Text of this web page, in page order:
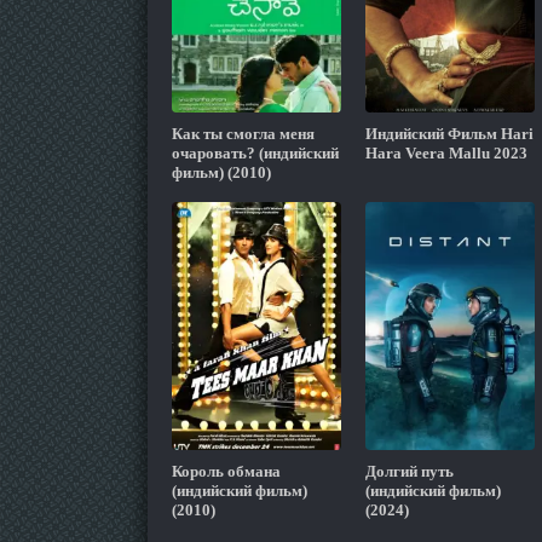
Как ты смогла меня
очаровать? (индийский
фильм) (2010)
Индийский Фильм Hari
Hara Veera Mallu 2023
Король обмана
(индийский фильм)
(2010)
Долгий путь
(индийский фильм)
(2024)